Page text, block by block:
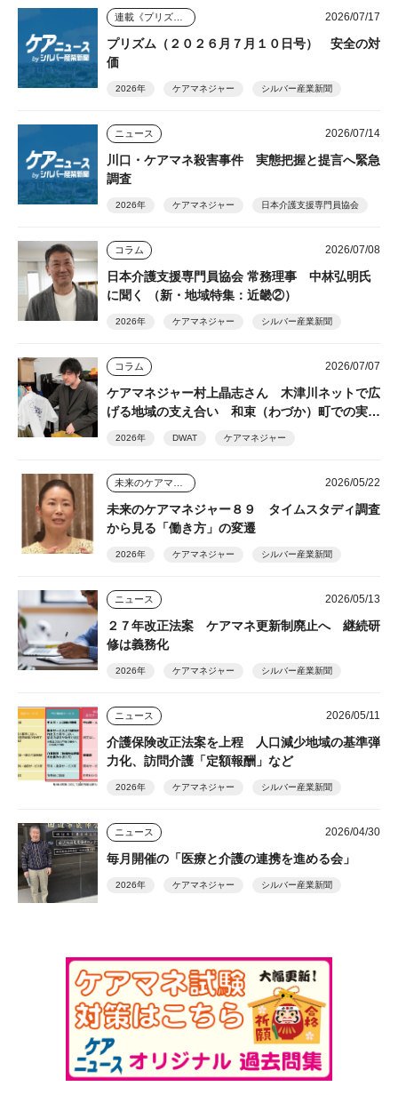
2026/07/17
プリズム（２０２６月７月１０日号） 安全の対
価
2026年 ケアマネジャー シルバー産業新聞
ニュース 2026/07/14
川口・ケアマネ殺害事件 実態把握と提言へ緊急
調査
2026年 ケアマネジャー 日本介護支援専門員協会
コラム 2026/07/08
日本介護支援専門員協会 常務理事 中林弘明氏
に聞く （新・地域特集：近畿②）
2026年 ケアマネジャー シルバー産業新聞
コラム 2026/07/07
ケアマネジャー村上晶志さん 木津川ネットで広
げる地域の支え合い 和束（わづか）町での実践
2026年 DWAT ケアマネジャー
2026/05/22
未来のケアマネジャー８９ タイムスタディ調査
から見る「働き方」の変遷
2026年 ケアマネジャー シルバー産業新聞
ニュース 2026/05/13
２７年改正法案 ケアマネ更新制廃止へ 継続研
修は義務化
2026年 ケアマネジャー シルバー産業新聞
ニュース 2026/05/11
介護保険改正法案を上程 人口減少地域の基準弾
力化、訪問介護「定額報酬」など
2026年 ケアマネジャー シルバー産業新聞
ニュース 2026/04/30
毎月開催の「医療と介護の連携を進める会」
2026年 ケアマネジャー シルバー産業新聞